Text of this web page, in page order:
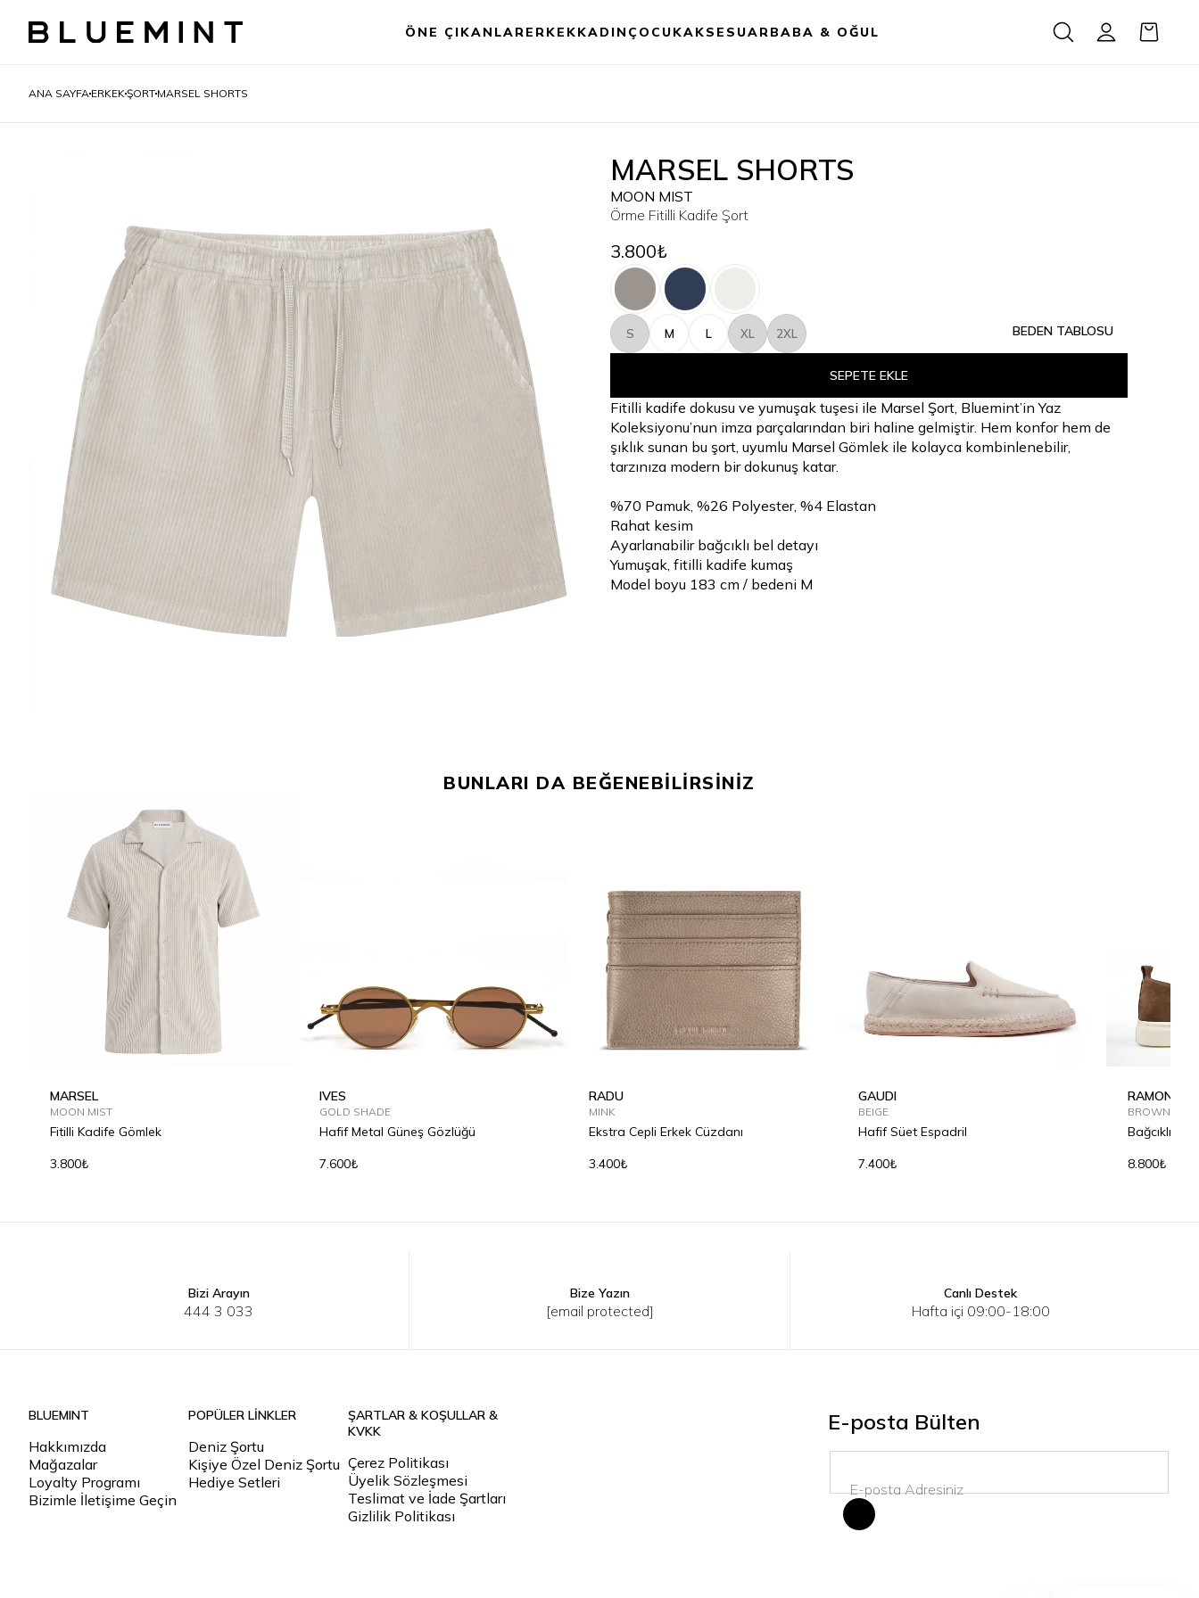
ÖNE ÇIKANLAR ERKEKKADIN ÇOCUKAKSESUAR BABA & OĞUL
ANA SAYFA ERKEKŞORT MARSEL SHORTS
MARSEL SHORTS
MOON MIST
Örme Fitilli Kadife Şort
3.800₺
S M L XL 2XL BEDEN TABLOSU
SEPETE EKLE
Fitilli kadife dokusu ve yumuşak tuşesi ile Marsel Şort, Bluemint’in Yaz
Koleksiyonu’nun imza parçalarından biri haline gelmiştir. Hem konfor hem de
şıklık sunan bu şort, uyumlu Marsel Gömlek ile kolayca kombinlenebilir,
tarzınıza modern bir dokunuş katar.
%70 Pamuk, %26 Polyester, %4 Elastan
Rahat kesim
Ayarlanabilir bağcıklı bel detayı
Yumuşak, fitilli kadife kumaş
Model boyu 183 cm / bedeni M
BUNLARI DA BEĞENEBİLİRSİNİZ
2XL 3XL
MARSEL
MOON MIST
Fitilli Kadife Gömlek
3.800₺
IVES
GOLD SHADE
Hafif Metal Güneş Gözlüğü
7.600₺
RADU
MINK
Ekstra Cepli Erkek Cüzdanı
3.400₺
42 43 44 45
GAUDI
BEIGE
Hafif Süet Espadril
7.400₺
RAMON
BROWN
Bağcıklı
8.800₺
Bizi Arayın
444 3 033
Bize Yazın
[email protected]
Canlı Destek
Hafta içi 09:00-18:00
BLUEMINT
Hakkımızda
Mağazalar
Loyalty Programı
Bizimle İletişime Geçin
POPÜLER LİNKLER
Deniz Şortu
Kişiye Özel Deniz Şortu
Hediye Setleri
ŞARTLAR & KOŞULLAR &
KVKK
Çerez Politikası
Üyelik Sözleşmesi
Teslimat ve İade Şartları
Gizlilik Politikası
E-posta Bülten